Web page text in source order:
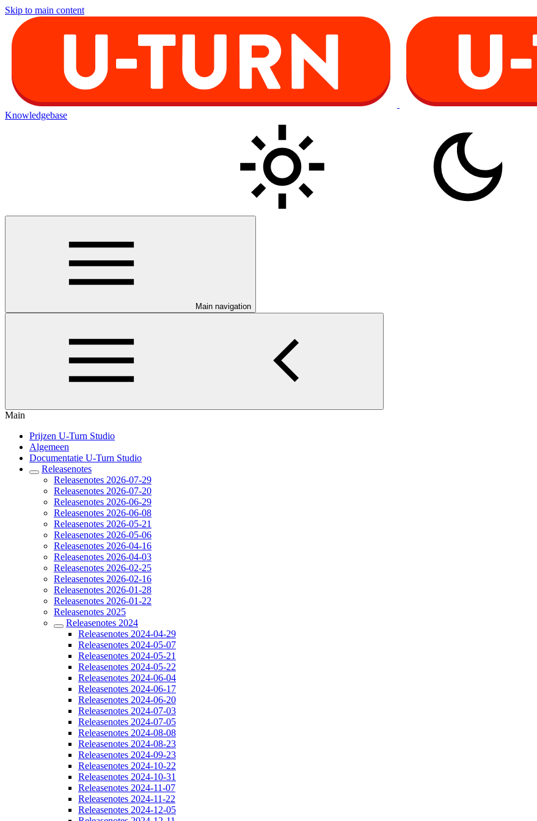
Skip to main content
Knowledgebase
Main navigation
Main
Prijzen U-Turn Studio
Algemeen
Documentatie U-Turn Studio
Releasenotes
Releasenotes 2026-07-29
Releasenotes 2026-07-20
Releasenotes 2026-06-29
Releasenotes 2026-06-08
Releasenotes 2026-05-21
Releasenotes 2026-05-06
Releasenotes 2026-04-16
Releasenotes 2026-04-03
Releasenotes 2026-02-25
Releasenotes 2026-02-16
Releasenotes 2026-01-28
Releasenotes 2026-01-22
Releasenotes 2025
Releasenotes 2024
Releasenotes 2024-04-29
Releasenotes 2024-05-07
Releasenotes 2024-05-21
Releasenotes 2024-05-22
Releasenotes 2024-06-04
Releasenotes 2024-06-17
Releasenotes 2024-06-20
Releasenotes 2024-07-03
Releasenotes 2024-07-05
Releasenotes 2024-08-08
Releasenotes 2024-08-23
Releasenotes 2024-09-23
Releasenotes 2024-10-22
Releasenotes 2024-10-31
Releasenotes 2024-11-07
Releasenotes 2024-11-22
Releasenotes 2024-12-05